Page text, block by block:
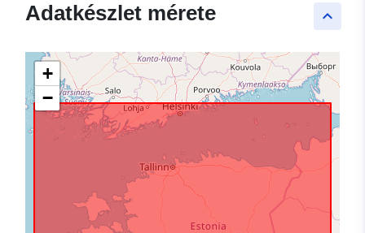
keyboard_arrow_up
Adatkészlet mérete
+
−